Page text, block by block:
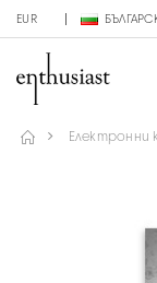
EUR
Електронни